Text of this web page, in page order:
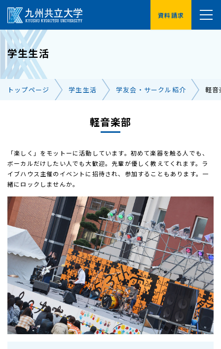
資料請求
受験生の方へ
卒業生の方へ 保護者の方へ
学生生活
トップページ 学生生活 学友会・サークル紹介 軽音
軽音楽部
「楽しく」をモットーに活動しています。初めて楽器を触る人でも、
ボーカルだけしたい人でも大歓迎。先輩が優しく教えてくれます。ラ
イブハウス主催のイベントに招待され、参加することもあります。一
緒にロックしませんか。